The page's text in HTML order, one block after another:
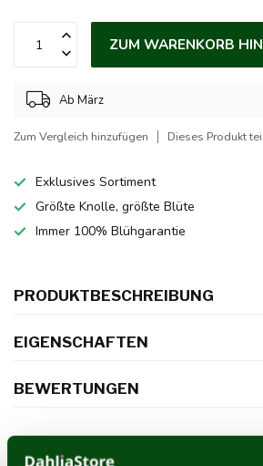
ZUM WARENKORB
Ab März
Zum Vergleich hinzufügen Dieses Produkt
Exklusives Sortiment
Größte Knolle, größte Blüte
Immer 100% Blühgarantie
PRODUKTBESCHREIBUNG
EIGENSCHAFTEN
BEWERTUNGEN
ERGÄNZENDE PRODUKTE